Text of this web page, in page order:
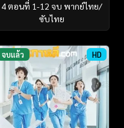
4 ตอนที่ 1-12 จบ พากย์ไทย/
ซับไทย
จบแล้ว HD